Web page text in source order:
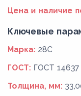
Цена и наличие
Ключевые
Марка: 28С
ГОСТ: ГОСТ
Толщина, мм: